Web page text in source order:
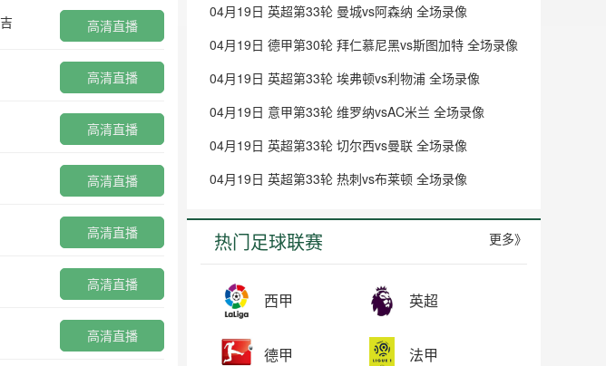
高清直播
高清直播
高清直播
高清直播
高清直播
高清直播
高清直播
04月19日 英超第33轮 曼城vs阿森纳 全场录像
04月19日 德甲第30轮 拜仁慕尼黑vs斯图加特 全场录像
04月19日 英超第33轮 埃弗顿vs利物浦 全场录像
04月19日 意甲第33轮 维罗纳vsAC米兰 全场录像
04月19日 英超第33轮 切尔西vs曼联 全场录像
04月19日 英超第33轮 热刺vs布莱顿 全场录像
热门足球联赛 更多》
西甲 英超
德甲 法甲